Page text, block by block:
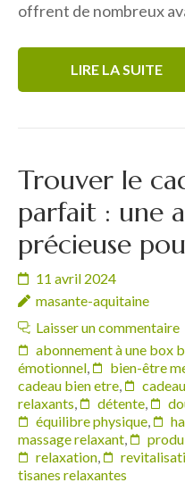
offrent de nombreux
LIRE LA SUITE
Trouver le
parfait : une
précieuse
11 avril 2024
masante-aquitaine
Laisser un commentaire
abonnement à une box
émotionnel, bien-être
cadeau bien etre,
relaxants, détente,
équilibre physique,
massage relaxant,
relaxation,
tisanes relaxantes